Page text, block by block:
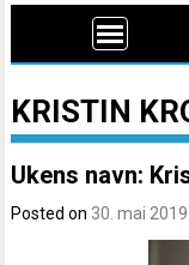
KRISTIN
Ukens navn:
Posted on 30. mai 2019